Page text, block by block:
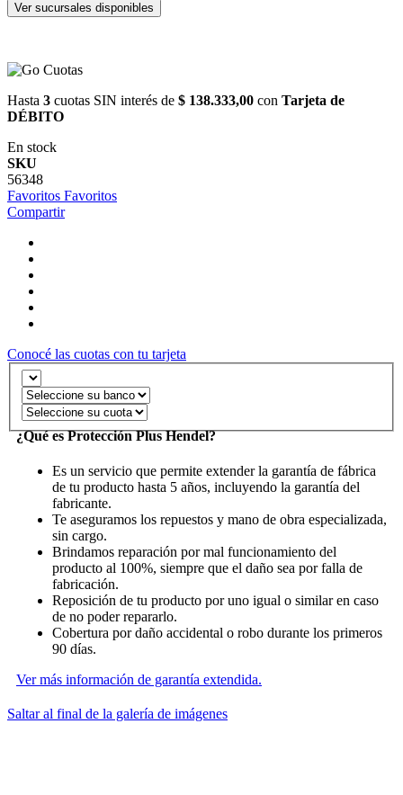
Ver sucursales disponibles
Hasta 3 cuotas SIN interés de $ 138.333,00 con Tarjeta de
DÉBITO
En stock
SKU
56348
Favoritos Favoritos
Compartir
Conocé las cuotas con tu tarjeta
¿Qué es Protección Plus Hendel?
Es un servicio que permite extender la garantía de fábrica
de tu producto hasta 5 años, incluyendo la garantía del
fabricante.
Te aseguramos los repuestos y mano de obra especializada,
sin cargo.
Brindamos reparación por mal funcionamiento del
producto al 100%, siempre que el daño sea por falla de
fabricación.
Reposición de tu producto por uno igual o similar en caso
de no poder repararlo.
Cobertura por daño accidental o robo durante los primeros
90 días.
Ver más información de garantía extendida.
Saltar al final de la galería de imágenes